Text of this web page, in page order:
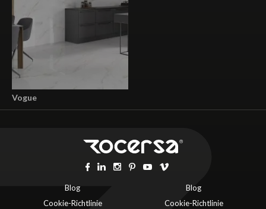
Vogue
Blog
Cookie-Richtlinie
Blog
Cookie-Richtlinie